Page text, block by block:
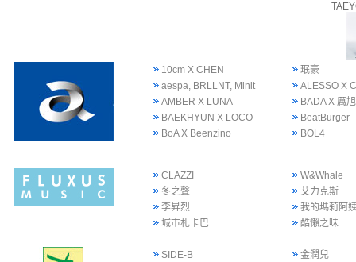
10cm X CHEN
珉豪
aespa, BRLLNT, Minit
ALESSO X
AMBER X LUNA
BADA X 厲旭
BAEKHYUN X LOCO
BeatBurger
BoA X Beenzino
BOL4
CLAZZI
W&Whale
冬之聲
艾力克斯
李昇烈
我的瑪莉阿
城市札卡巴
酷懶之味
SIDE-B
金潤兒